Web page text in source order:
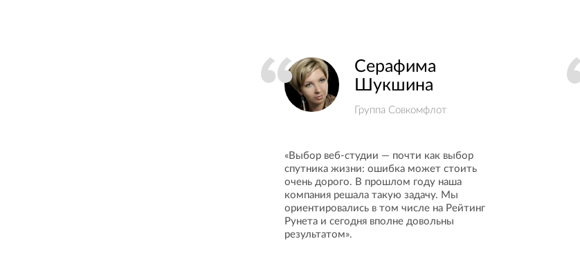
Серафима
Шукшина
Группа Совкомфлот
«Выбор веб-студии — почти как выбор
спутника жизни: ошибка может стоить
очень дорого. В прошлом году наша
компания решала такую задачу. Мы
ориентировались в том числе на Рейтинг
Рунета и сегодня вполне довольны
результатом».